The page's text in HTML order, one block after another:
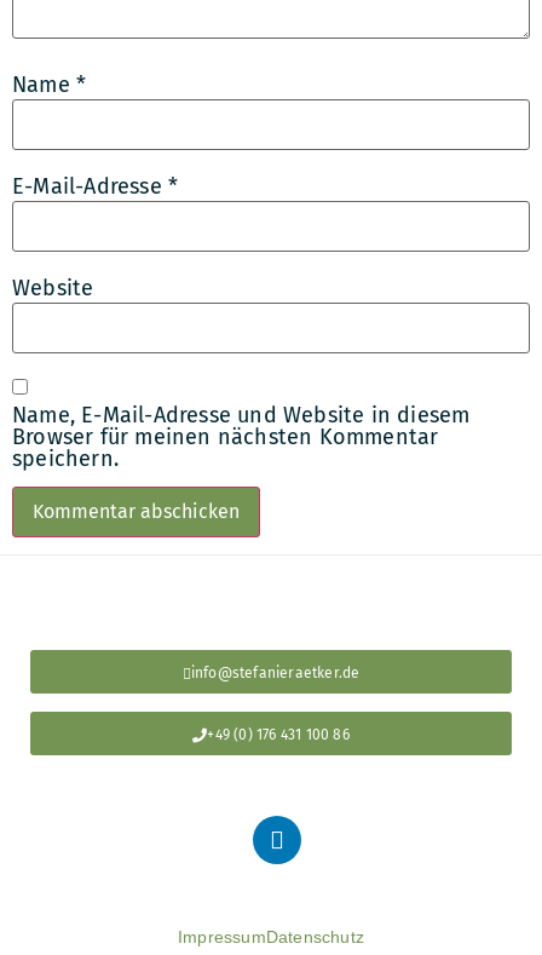
Name *
E-Mail-Adresse *
Website
Name, E-Mail-Adresse und Website in diesem
Browser für meinen nächsten Kommentar
speichern.
info@stefanieraetker.de
+49 (0) 176 431 100 86
ImpressumDatenschutz